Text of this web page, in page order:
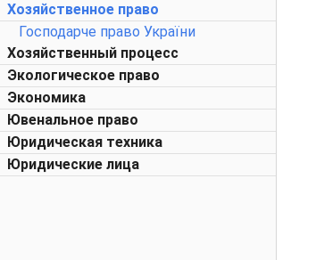
Хозяйственное право
Господарче право України
Хозяйственный процесс
Экологическое право
Экономика
Ювенальное право
Юридическая техника
Юридические лица